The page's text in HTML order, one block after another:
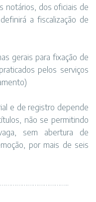
notários, dos oficiais de
a fiscalização de
gerais para fixação de
pelos serviços
e de registro depende
não se permitindo
sem abertura de
por mais de seis